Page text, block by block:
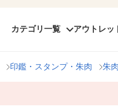
カテゴリ一覧 アウトレッ
印鑑・スタンプ・朱肉 朱